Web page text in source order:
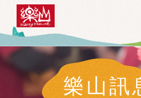
移至主內容
樂山訊